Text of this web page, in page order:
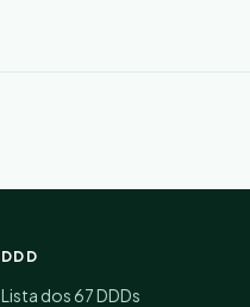
DDD
Lista dos 67 DDDs